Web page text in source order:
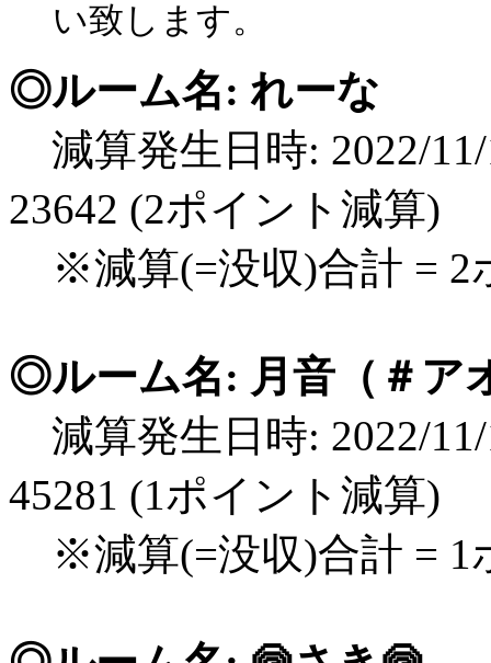
い致します。
◎ルーム名: れーな
減算発生日時: 2022/
23642 (2ポイント減算)
※減算(=没収)合計 = 2
◎ルーム名: 月音（＃ア
減算発生日時: 2022/
45281 (1ポイント減算)
※減算(=没収)合計 = 1